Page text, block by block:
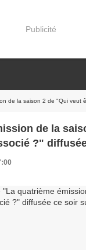
Publicité
la saison 2 de "Qui veut être mon
de la
?"